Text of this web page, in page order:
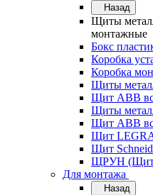
Назад
Щиты
монтажные
Бокс
Коробка
Коробка
Щиты
Щит ABB
Щиты
Щит ABB
Щит
Щит
ЩРУН (Щит
Для монтажа
Назад